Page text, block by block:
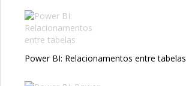
Power BI: Relacionamentos entre tabelas